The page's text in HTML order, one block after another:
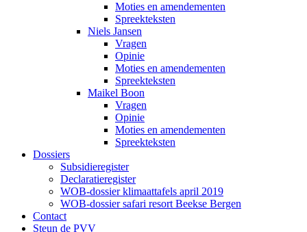
Moties en amendementen
Spreekteksten
Niels Jansen
Vragen
Opinie
Moties en amendementen
Spreekteksten
Maikel Boon
Vragen
Opinie
Moties en amendementen
Spreekteksten
Dossiers
Subsidieregister
Declaratieregister
WOB-dossier klimaattafels april 2019
WOB-dossier safari resort Beekse Bergen
Contact
Steun de PVV